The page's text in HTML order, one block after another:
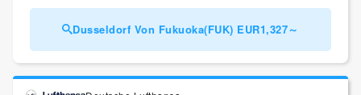
Dusseldorf Von Fukuoka(FUK) EUR1,327～